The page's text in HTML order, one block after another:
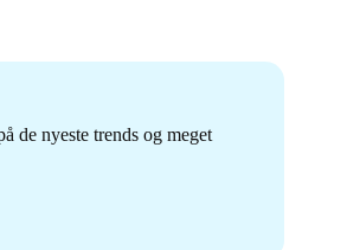
de nyeste trends og meget